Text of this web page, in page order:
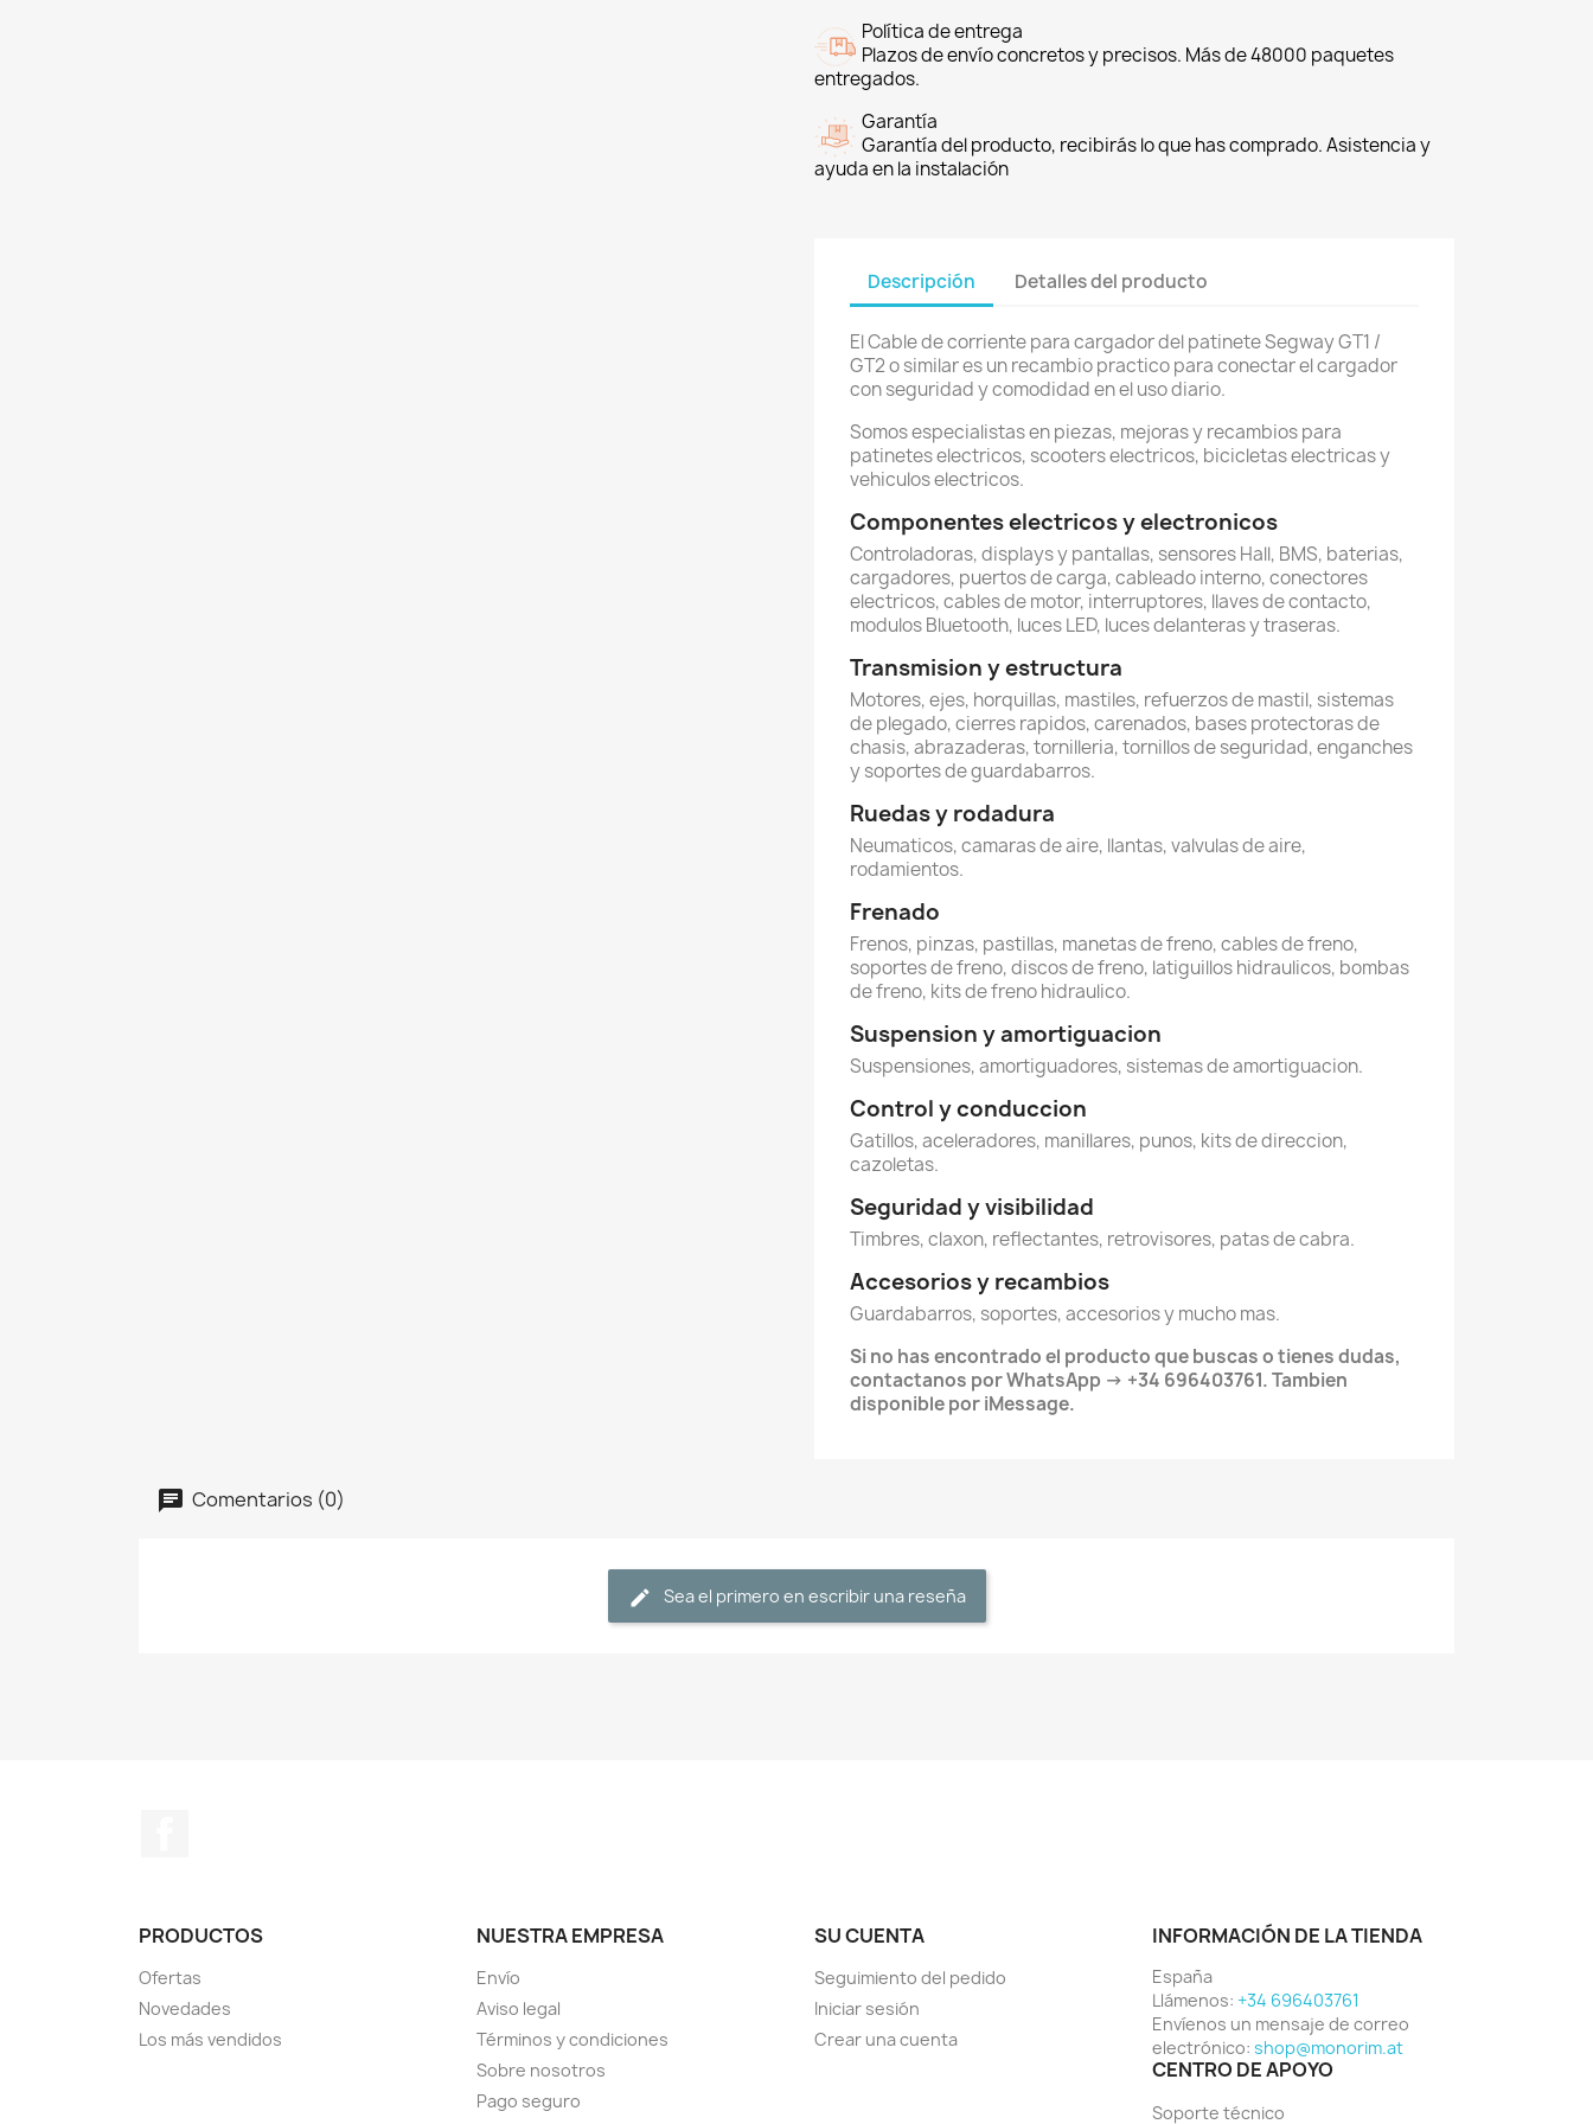
Política de entrega
Plazos de envío concretos y precisos. Más de 48000 paquetes
entregados.
Garantía
Garantía del producto, recibirás lo que has comprado. Asistencia y
ayuda en la instalación
Descripción Detalles del producto
El Cable de corriente para cargador del patinete Segway GT1 /
GT2 o similar es un recambio practico para conectar el cargador
con seguridad y comodidad en el uso diario.
Somos especialistas en piezas, mejoras y recambios para
patinetes electricos, scooters electricos, bicicletas electricas y
vehiculos electricos.
Componentes electricos y electronicos
Controladoras, displays y pantallas, sensores Hall, BMS, baterias,
cargadores, puertos de carga, cableado interno, conectores
electricos, cables de motor, interruptores, llaves de contacto,
modulos Bluetooth, luces LED, luces delanteras y traseras.
Transmision y estructura
Motores, ejes, horquillas, mastiles, refuerzos de mastil, sistemas
de plegado, cierres rapidos, carenados, bases protectoras de
chasis, abrazaderas, tornilleria, tornillos de seguridad, enganches
y soportes de guardabarros.
Ruedas y rodadura
Neumaticos, camaras de aire, llantas, valvulas de aire,
rodamientos.
Frenado
Frenos, pinzas, pastillas, manetas de freno, cables de freno,
soportes de freno, discos de freno, latiguillos hidraulicos, bombas
de freno, kits de freno hidraulico.
Suspension y amortiguacion
Suspensiones, amortiguadores, sistemas de amortiguacion.
Control y conduccion
Gatillos, aceleradores, manillares, punos, kits de direccion,
cazoletas.
Seguridad y visibilidad
Timbres, claxon, reflectantes, retrovisores, patas de cabra.
Accesorios y recambios
Guardabarros, soportes, accesorios y mucho mas.
Si no has encontrado el producto que buscas o tienes dudas,
contactanos por WhatsApp → +34 696403761. Tambien
disponible por iMessage.
Comentarios (0)
Sea el primero en escribir una reseña
PRODUCTOS
Ofertas
Novedades
Los más vendidos
NUESTRA EMPRESA
Envío
Aviso legal
Términos y condiciones
Sobre nosotros
Pago seguro
SU CUENTA
Seguimiento del pedido
Iniciar sesión
Crear una cuenta
INFORMACIÓN DE LA TIENDA
España
Llámenos: +34 696403761
Envíenos un mensaje de correo
electrónico: shop@monorim.at
CENTRO DE APOYO
Soporte técnico